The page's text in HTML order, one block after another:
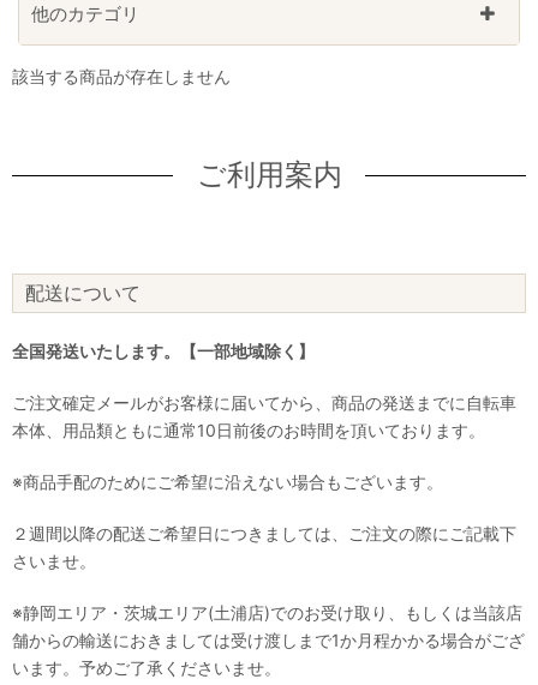
該当する商品が存在しません
他のカテゴリ
ご利用案内
配送について
全国発送いたします。【一部地域除く】
ご注文確定メールがお客様に届いてから、商品の発送までに自転車
本体、用品類ともに通常10日前後のお時間を頂いております。
※商品手配のためにご希望に沿えない場合もございます。
２週間以降の配送ご希望日につきましては、ご注文の際にご記載下
さいませ。
※静岡エリア・茨城エリア(土浦店)でのお受け取り、もしくは当該店
舗からの輸送におきましては受け渡しまで1か月程かかる場合がござ
います。予めご了承くださいませ。